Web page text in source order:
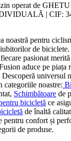
operat de
| CIF:
noastră pentru
de biciclete.
pasionat
aduce pe piața
universul
categoriile noastre:
Schimbătoare de
bicicletă ce
de înaltă
pentru confort și
de produse.